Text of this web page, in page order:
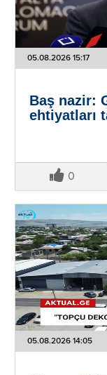
05.08.2026 15:17
Baş nazir:
ehtiyatları
0
05.08.2026 14:05